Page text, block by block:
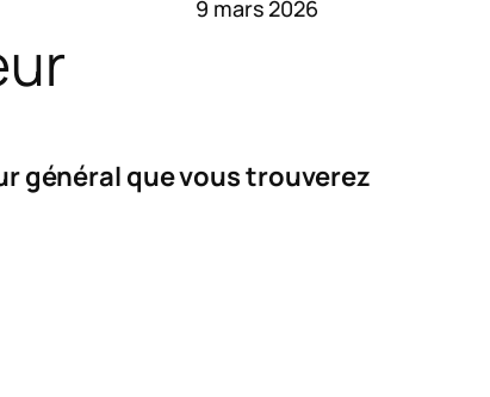
9 mars 2026
général que vous trouverez